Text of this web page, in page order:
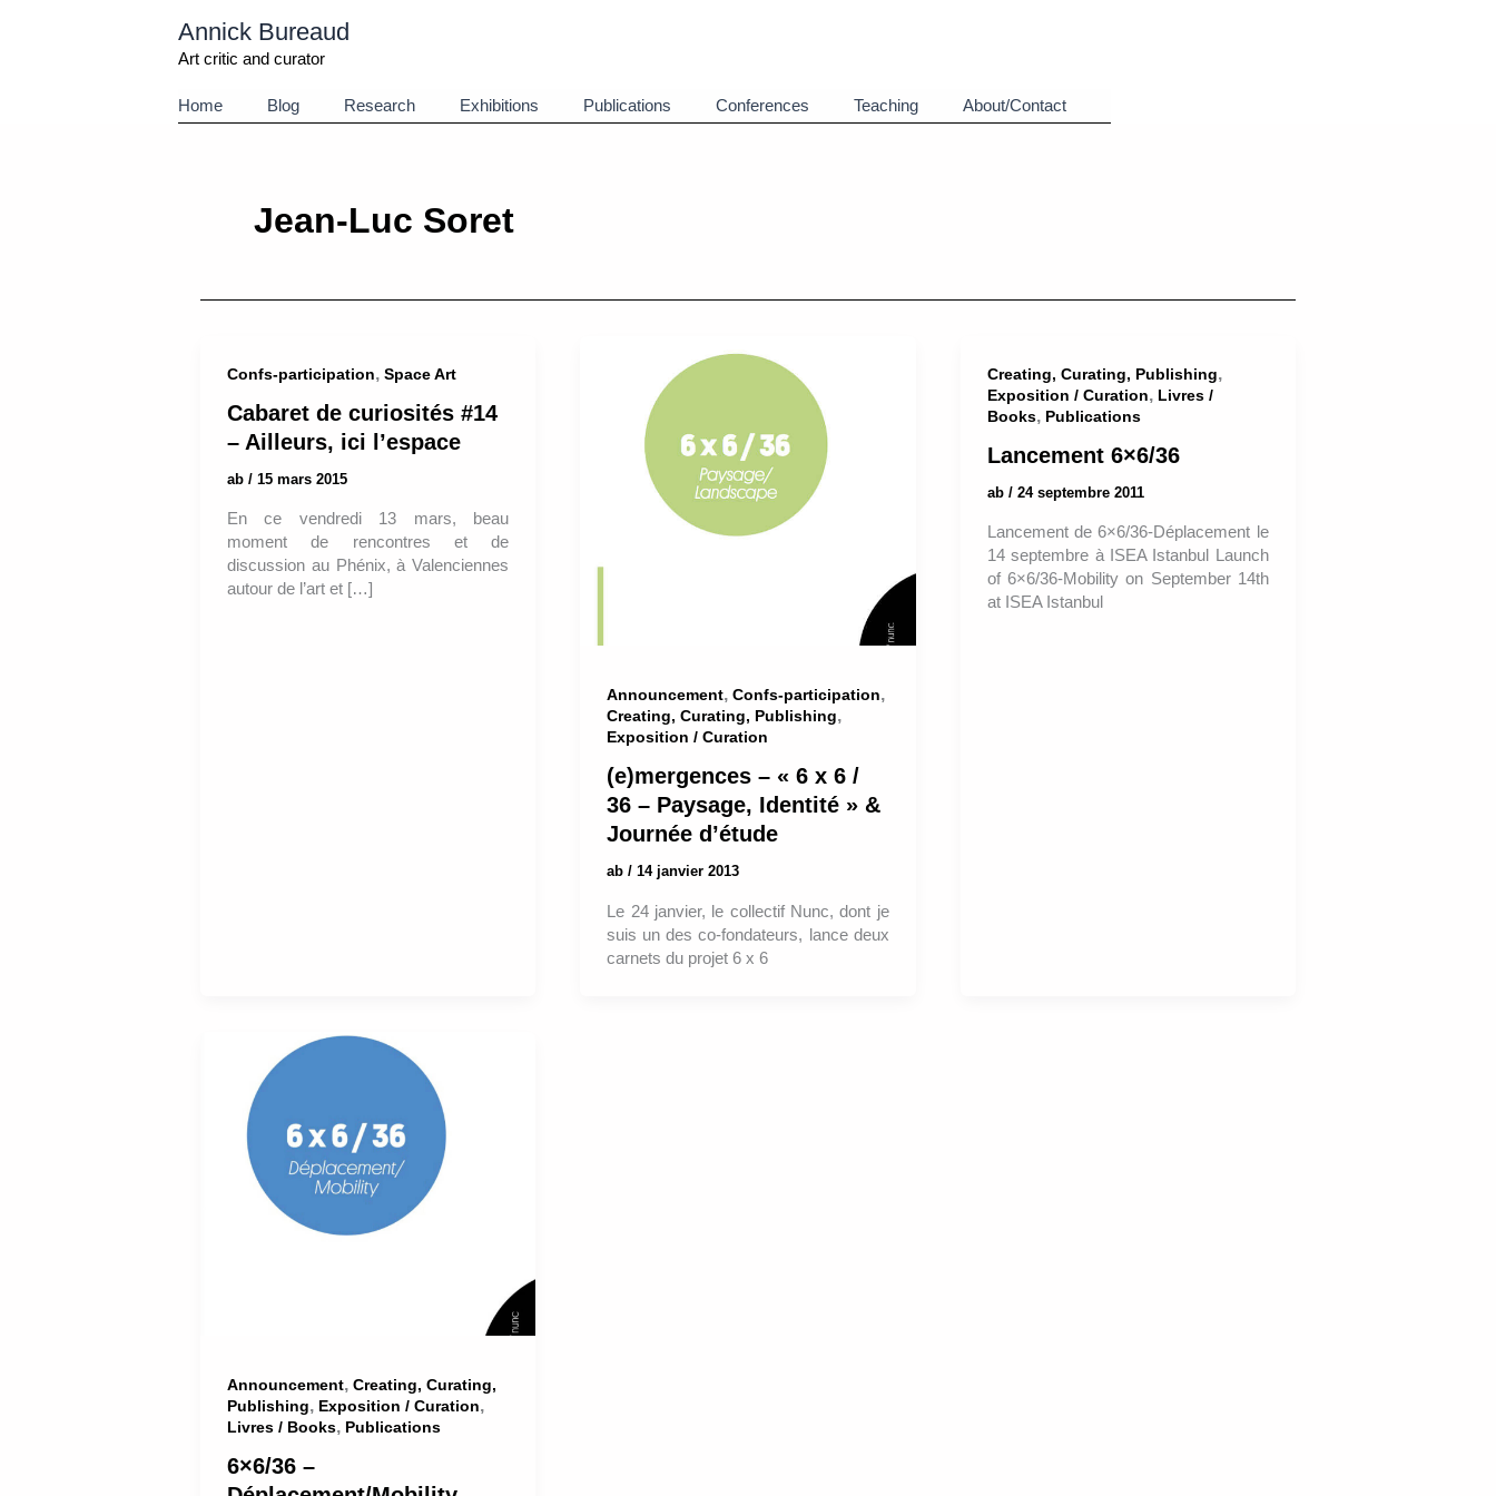
Annick Bureaud
Art critic and curator
Home Blog Research Exhibitions Publications Conferences Teaching About/Contact
Jean-Luc Soret
Confs-participation, Space Art
Cabaret de curiosités #14
– Ailleurs, ici l’espace
ab / 15 mars 2015
En ce vendredi 13 mars, beau
moment de rencontres et de
discussion au Phénix, à Valenciennes
autour de l’art et […]
Announcement,Confs-participation,
Creating, Curating, Publishing,
Exposition / Curation
(e)mergences – « 6 x 6 /
36 – Paysage, Identité » &
Journée d’étude
ab/14 janvier 2013
Le 24 janvier, le collectif Nunc, dont je
suis un des co-fondateurs, lance deux
carnets du projet 6 x 6
Creating, Curating, Publishing,
Exposition / Curation, Livres /
Books, Publications
Lancement 6×6/36
ab / 24 septembre 2011
Lancement de 6×6/36-Déplacement le
14 septembre à ISEA Istanbul Launch
of 6×6/36-Mobility on September 14th
at ISEA Istanbul
Announcement, Creating, Curating,
Publishing, Exposition / Curation,
Livres / Books, Publications
6×6/36 –